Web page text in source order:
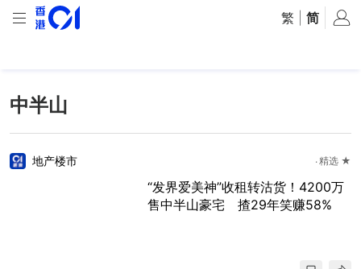
繁 简
中半山
地产楼市 精选 ★
“发界爱美神”收租转沽货！4200万
售中半山豪宅 揸29年笑赚58%